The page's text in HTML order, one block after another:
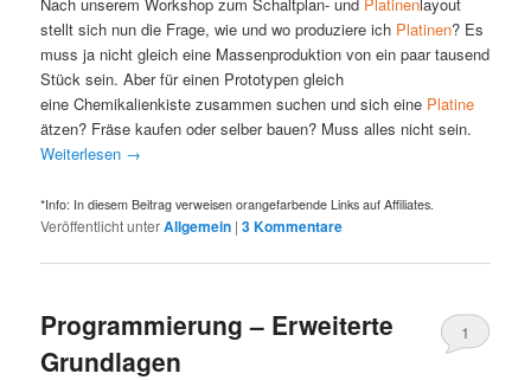
stellt sich nun die Frage, wie und wo produziere ich Platinen? Es
muss ja nicht gleich eine Massenproduktion von ein paar tausend
Stück sein. Aber für einen Prototypen gleich
eine Chemikalienkiste zusammen suchen und sich eine Platine
ätzen? Fräse kaufen oder selber bauen? Muss alles nicht sein.
Weiterlesen →
*Info: In diesem Beitrag verweisen orangefarbende Links auf Affiliates.
Veröffentlicht unterAllgemein |3Kommentare
Programmierung – Erweiterte
Grundlagen
1